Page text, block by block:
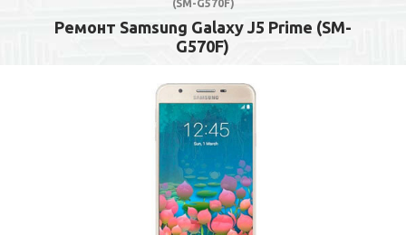
(SM-G570F)
Ремонт Samsung Galaxy J5 Prime (SM-
G570F)